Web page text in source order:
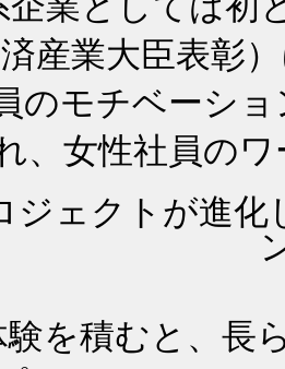
産業大臣表彰
のモチベーシ
、女性社員の
ジェクトが進
験を積むと、長